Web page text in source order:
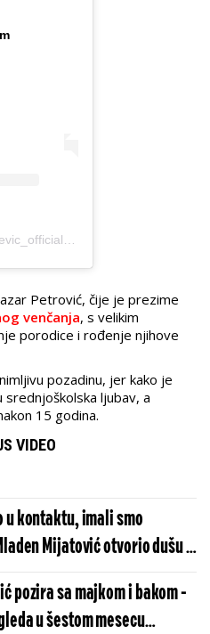
Petrović, čije je prezime
venčanja, s velikim
porodice i rođenje njihove
pozadinu, jer kako je
ljubav, a
15 godina.
VIDEO
u kontaktu, imali smo
Mijatović otvorio dušu o
pozira sa majkom i bakom -
u šestom mesecu